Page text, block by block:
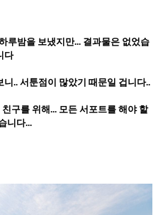
루밤을 보냈지만... 결과물은 없었습
다
.. 서툰점이 많았기 때문일 겁니다..
구를 위해... 모든 서포트를 해야 할
니다...